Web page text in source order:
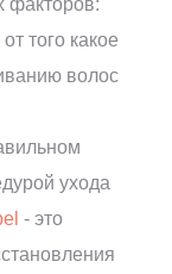
факторов:
того какое
волос
ухода
- это